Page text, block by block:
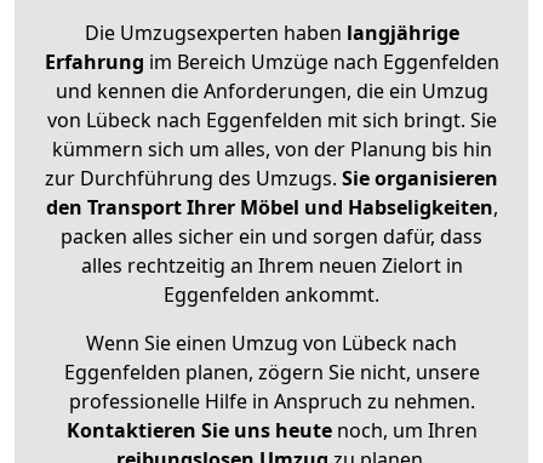
Die Umzugsexperten haben langjährige
Erfahrung im Bereich Umzüge nach Eggenfelden
und kennen die Anforderungen, die ein Umzug
von Lübeck nach Eggenfelden mit sich bringt. Sie
kümmern sich um alles, von der Planung bis hin
zur Durchführung des Umzugs. Sie organisieren
den Transport Ihrer Möbel und Habseligkeiten,
packen alles sicher ein und sorgen dafür, dass
alles rechtzeitig an Ihrem neuen Zielort in
Eggenfelden ankommt.
Wenn Sie einen Umzug von Lübeck nach
Eggenfelden planen, zögern Sie nicht, unsere
professionelle Hilfe in Anspruch zu nehmen.
Kontaktieren Sie uns heutenoch, um Ihren